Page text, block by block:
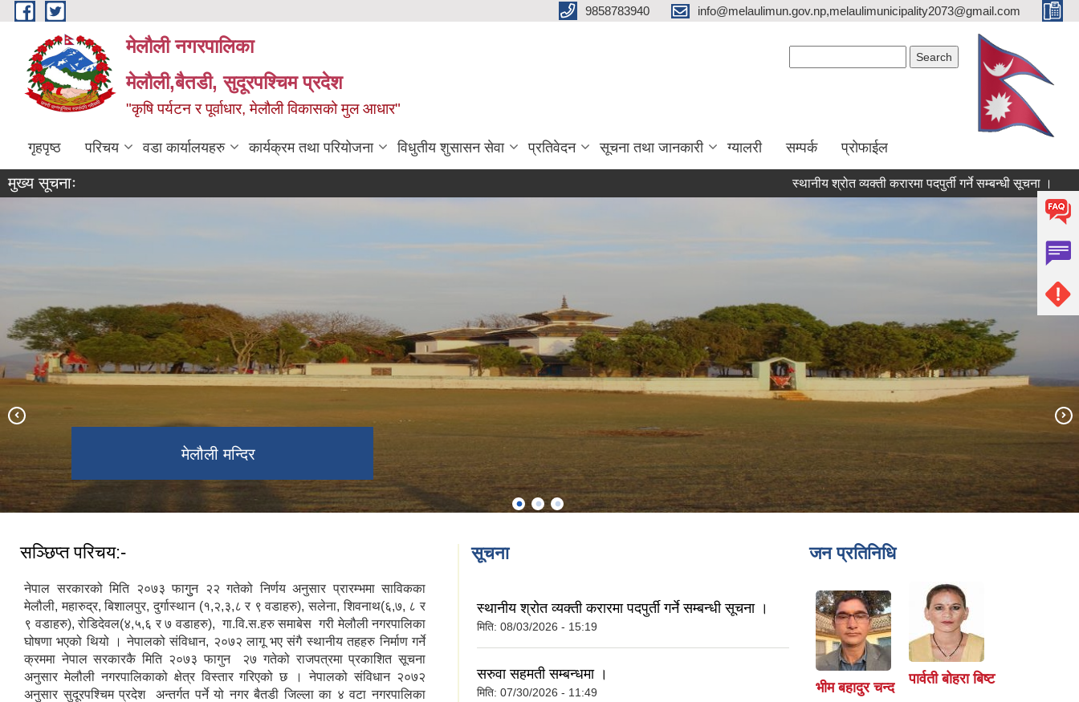
Skip to main content 9858783940 info@melaulimun.gov.np,melaulimunicipality2073@gmail.com
मेलौली नगरपालिका
मेलौली,बैतडी, सुदूरपश्‍चिम प्रदेश
"कृषि पर्यटन र पूर्वाधार, मेलौली विकासको मुल आधार"
गृहपृष्ठ परिचय वडा कार्यालयहरु कार्यक्रम तथा परियोजना विधुतीय शुसासन सेवा प्रतिवेदन सूचना तथा जानकारी ग्यालरी सम्पर्क प्रोफाईल
मुख्य सूचनाः स्थानीय श्रोत व्यक्ती करारमा पदपुर्ती गर्ने सम्बन्धी सूचना । सरुवा
मेलौली मन्दिर
मेलौली नगरपालिकाको नव निर्मित भवन
काडा बजार तथा मणिलेक उ.मा.वि
सञ्छिप्त परिचय:-
नेपाल सरकारको मिति २०७३ फागुुन २२ गतेको निर्णय अनुसार प्रारम्भमा साविकका
मेलौली, महारुद्र, बिशालपुर, दुर्गास्थान (१,२,३,८ र ९ वडाहरु), सलेना, शिवनाथ(६,७, ८ र
९ वडाहरु), रोडिदेवल(४,५,६ र ७ वडाहरु), गा.वि.स.हरु समाबेस गरी मेलौली नगरपालिका
घोषणा भएको थियो । नेपालको संविधान, २०७२ लागू भए संगै स्थानीय तहहरु निर्माण गर्ने
क्रममा नेपाल सरकारकै मिति २०७३ फागुन २७ गतेको राजपत्रमा प्रकाशित सूचना
अनुसार मेलौली नगरपालिकाको क्षेत्र विस्तार गरिएको छ । नेपालको संविधान २०७२
अनुसार सुदूरपश्चिम प्रदेश अन्तर्गत पर्ने यो नगर बैतडी जिल्ला का ४ वटा नगरपालिका
सूचना
स्थानीय श्रोत व्यक्ती करारमा पदपुर्ती गर्ने सम्बन्धी सूचना ।
मिति: 08/03/2026 - 15:19
सरुवा सहमती सम्बन्धमा ।
मिति: 07/30/2026 - 11:49
जन प्रतिनिधि
भीम बहादुर चन्द
पार्वती बोहरा बिष्ट